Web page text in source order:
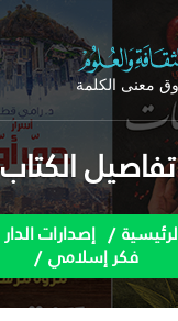
تفاصيل الكتاب
إصدارات الدار
فكر إسلامي